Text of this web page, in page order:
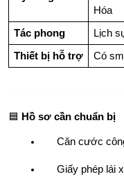
Hóa
Tác phong Lịch
Thiết bị hỗ trợ Có
🟦 Hồ sơ cần chuẩn bị
Căn cước
Giấy phép lái